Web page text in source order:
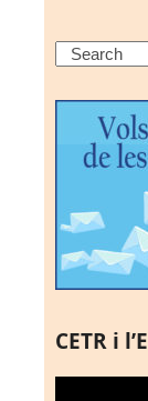
Search
CETR i